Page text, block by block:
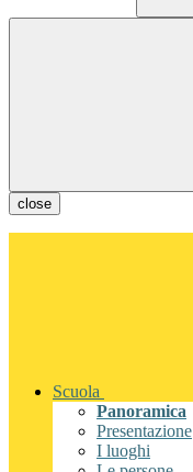
close
Scuola
Panoramica
Presentazione
I luoghi